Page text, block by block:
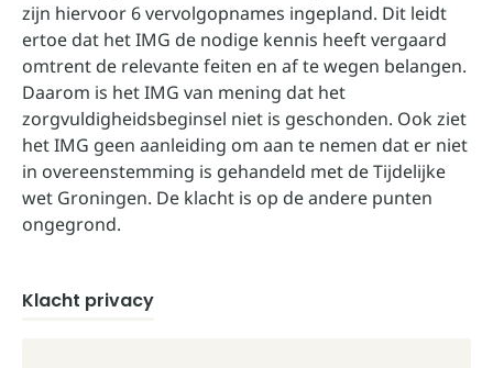
zijn hiervoor 6 vervolgopnames ingepland. Dit leidt
ertoe dat het IMG de nodige kennis heeft vergaard
omtrent de relevante feiten en af te wegen belangen.
Daarom is het IMG van mening dat het
zorgvuldigheidsbeginsel niet is geschonden. Ook ziet
het IMG geen aanleiding om aan te nemen dat er niet
in overeenstemming is gehandeld met de Tijdelijke
wet Groningen. De klacht is op de andere punten
ongegrond.
Klacht privacy